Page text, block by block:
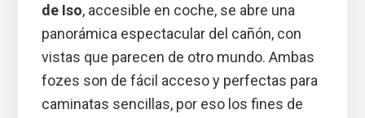
de Iso, accesible en coche, se abre una
panorámica espectacular del cañón, con
vistas que parecen de otro mundo. Ambas
fozes son de fácil acceso y perfectas para
caminatas sencillas, por eso los fines de